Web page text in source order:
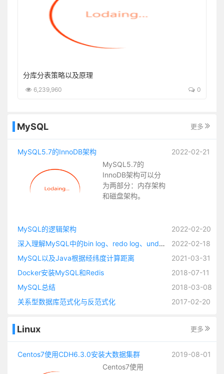
分库分表策略以及原理
6,239,960 0
MySQL 更多
MySQL5.7的InnoDB架构
MySQL5.7的
InnoDB架构可以分
为两部分：内存架构
和磁盘架构。
2022-02-21
MySQL的逻辑架构
2022-02-20
深入理解MySQL中的bin log、redo log、undo log
2022-02-18
MySQL以及Java根据经纬度计算距离
2021-03-31
Docker安装MySQL和Redis
2018-07-11
MySQL总结
2018-03-08
关系型数据库范式化与反范式化
2017-02-20
Linux 更多
Centos7使用CDH6.3.0安装大数据集群
Centos7使用
2019-08-01